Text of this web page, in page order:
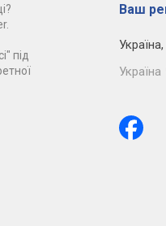
під
Ваш
Україна,
Україна